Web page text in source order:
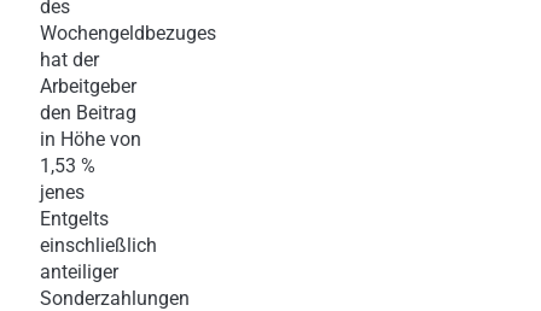
des
Wochengeldbezuges
hat der
Arbeitgeber
den Beitrag
in Höhe von
1,53 %
jenes
Entgelts
einschließlich
anteiliger
Sonderzahlungen